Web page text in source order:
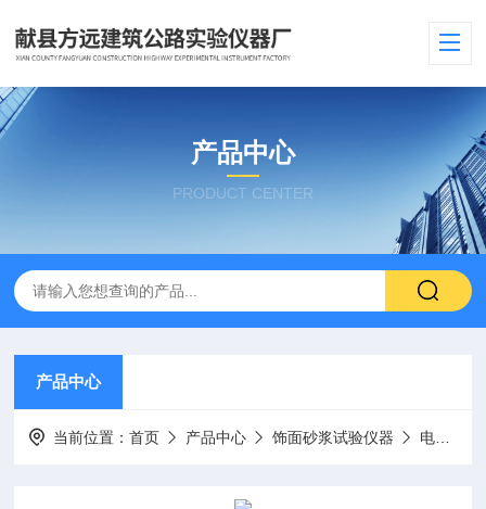
产品中心
PRODUCT CENTER
产品中心
当前位置：首页 产品中心 饰面砂浆试验仪器 电控淋水装置